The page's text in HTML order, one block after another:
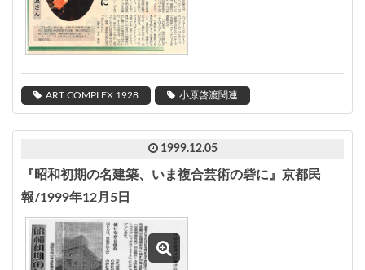
ART COMPLEX 1928 小原啓渡関連
1999.12.05
『昭和初期の名建築、いま複合芸術の砦に』京都民
報/1999年12月5日